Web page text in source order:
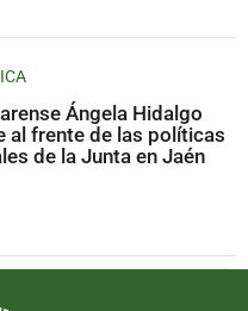
Ángela Hidalgo
al frente de las políticas
de la Junta en Jaén